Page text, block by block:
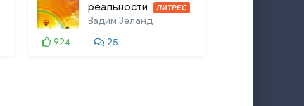
реальности
ЛИТРЕС
Вадим Зеланд
924
25